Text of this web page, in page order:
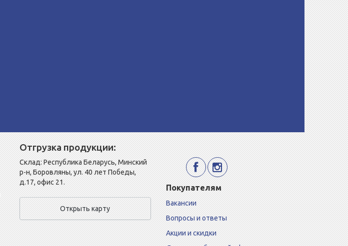
Отгрузка продукции:
Склад: Республика Беларусь, Минский
р-н, Боровляны, ул. 40 лет Победы,
д.17, офис 21.
Открыть карту
Покупателям
Вакансии
Вопросы и ответы
Акции и скидки